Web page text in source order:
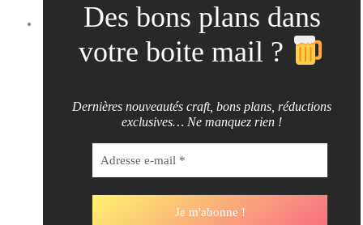
Des bons plans dans
votre boite mail ?
Dernières nouveautés craft, bons plans, réductions
exclusives… Ne manquez rien !